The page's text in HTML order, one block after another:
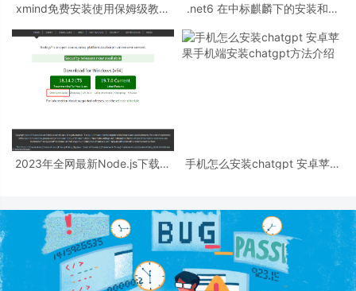
xmind免费安装使用保姆级教程
.net6 在中标麒麟下的安装和部
2023年全网最新Node.js下载安
手机怎么安装chatgpt 安卓苹果